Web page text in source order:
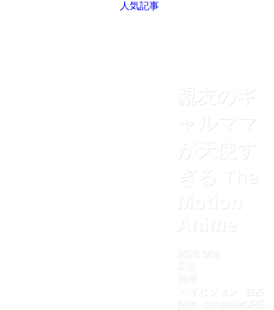
人気記事
親友のギ
ャルママ
が天使す
ぎる The
Motion
Anime
2026
3/06
広告
商用
ハイビジョン
独占
配信
surviveMORE